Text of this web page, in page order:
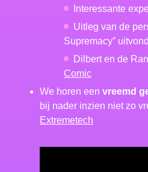
Interessante
Uitleg van de
Supremacy”
Dilbert en de
Comic
We horen een vreemd
bij nader inzien niet zo
Extremetech